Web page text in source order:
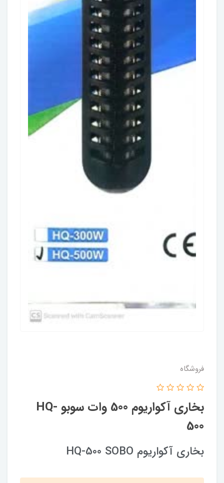
فروشگاه
بخاری آکواریوم 500 وات سوبو HQ-
500
بخاری آکواریوم HQ-500 SOBO